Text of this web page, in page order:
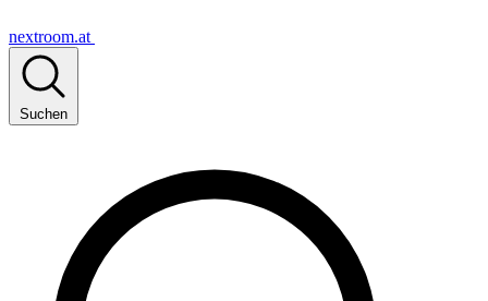
nextroom.at
Suchen